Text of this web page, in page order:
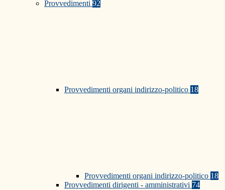
Provvedimenti 92
Provvedimenti organi indirizzo-politico 18
Provvedimenti organi indirizzo-politico 18
Provvedimenti dirigenti - amministrativi 74